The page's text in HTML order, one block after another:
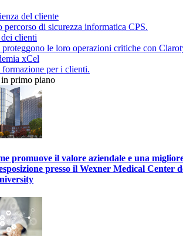
del cliente
percorso di sicurezza informatica CPS.
clienti
le loro operazioni critiche con
xCel
per i clienti.
primo piano
promuove il valore aziendale e una
presso il Wexner Medical Center